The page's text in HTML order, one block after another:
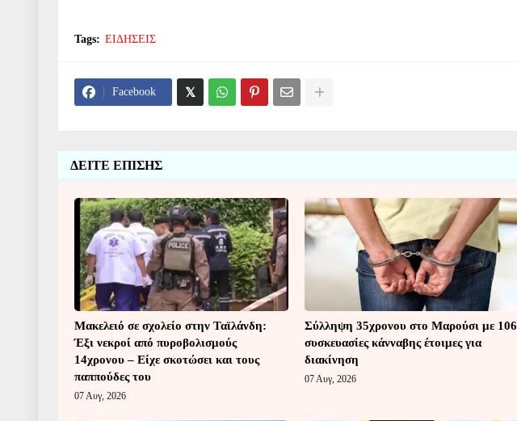
Tags: ΕΙΔΗΣΕΙΣ
Facebook
ΔΕΙΤΕ ΕΠΙΣΗΣ
Μακελειό σε σχολείο στην Ταϊλάνδη:
Έξι νεκροί από πυροβολισμούς
14χρονου – Είχε σκοτώσει και τους
παππούδες του
07 Αυγ, 2026
Σύλληψη 35χρονου στο Μαρούσι με 106
συσκευασίες κάνναβης έτοιμες για
διακίνηση
07 Αυγ, 2026